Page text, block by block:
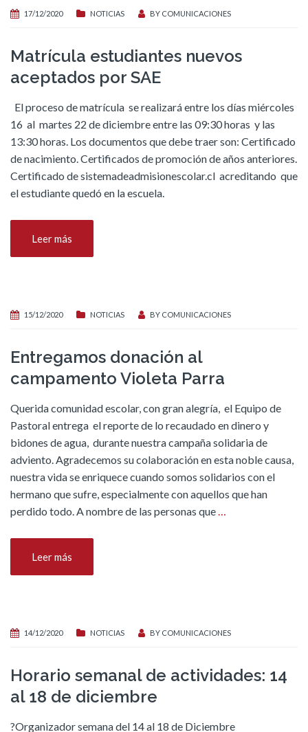
17/12/2020 NOTICIAS BY COMUNICACIONES
Matrícula estudiantes nuevos
aceptados por SAE
El proceso de matrícula se realizará entre los días miércoles
16 al martes 22 de diciembre entre las 09:30 horas y las
13:30 horas. Los documentos que debe traer son: Certificado
de nacimiento. Certificados de promoción de años anteriores.
Certificado de sistemadeadmisionescolar.cl acreditando que
el estudiante quedó en la escuela.
Leer más
15/12/2020 NOTICIAS BY COMUNICACIONES
Entregamos donación al
campamento Violeta Parra
Querida comunidad escolar, con gran alegría, el Equipo de
Pastoral entrega el reporte de lo recaudado en dinero y
bidones de agua, durante nuestra campaña solidaria de
adviento. Agradecemos su colaboración en esta noble causa,
nuestra vida se enriquece cuando somos solidarios con el
hermano que sufre, especialmente con aquellos que han
perdido todo. A nombre de las personas que…
Leer más
14/12/2020 NOTICIAS BY COMUNICACIONES
Horario semanal de actividades: 14
al 18 de diciembre
?Organizador semana del 14 al 18 de Diciembre